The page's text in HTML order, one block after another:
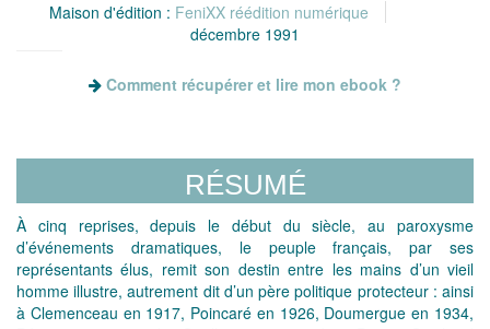
Maison d'édition : FeniXX réédition numérique
décembre 1991
Comment récupérer et lire mon ebook ?
RÉSUMÉ
À cinq reprises, depuis le début du siècle, au paroxysme
d’événements dramatiques, le peuple français, par ses
représentants élus, remit son destin entre les mains d’un vieil
homme illustre, autrement dit d’un père politique protecteur : ainsi
à Clemenceau en 1917, Poincaré en 1926, Doumergue en 1934,